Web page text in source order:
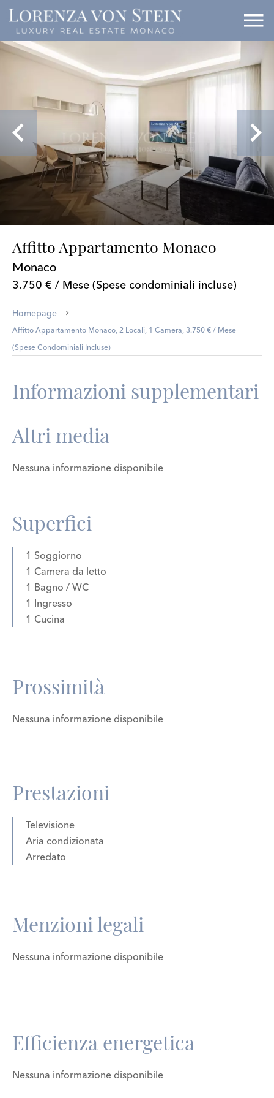
Affitto Appartamento Monaco
Monaco
3.750 € / Mese (Spese condominiali incluse)
Homepage
Affitto Appartamento Monaco, 2 Locali, 1 Camera, 3.750 € / Mese
(Spese Condominiali Incluse)
Informazioni supplementari
Altri media
Nessuna informazione disponibile
Superfici
1 Soggiorno
1 Camera da letto
1 Bagno / WC
1 Ingresso
1 Cucina
Prossimità
Nessuna informazione disponibile
Prestazioni
Televisione
Aria condizionata
Arredato
Menzioni legali
Nessuna informazione disponibile
Efficienza energetica
Nessuna informazione disponibile